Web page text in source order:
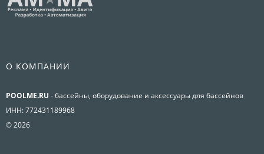
О КОМПАНИИ
POOLME.RU - бассейны, оборудование и аксессуары для бассейнов
ИНН: 772431189968
© 2026